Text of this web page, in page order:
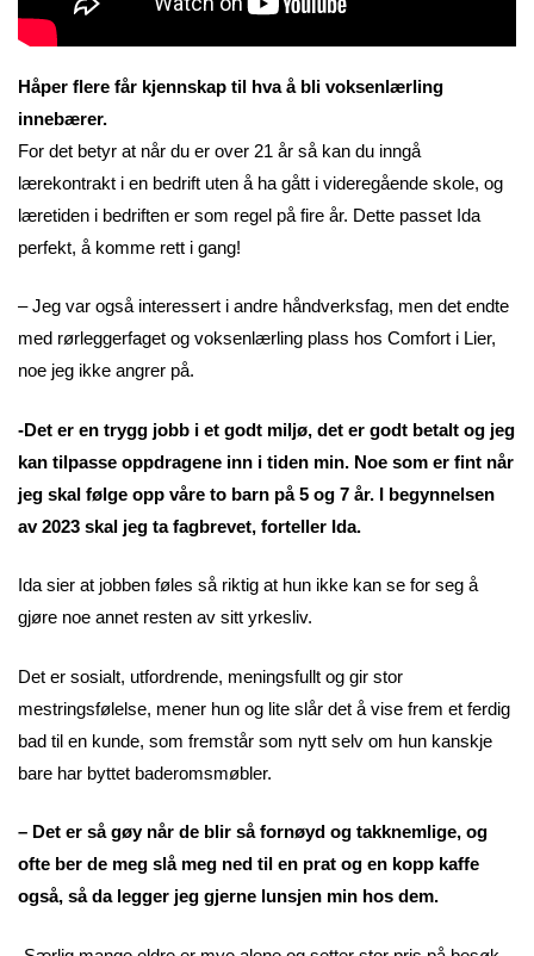
Håper flere får kjennskap til hva å bli voksenlærling
innebærer.
For det betyr at når du er over 21 år så kan du inngå
lærekontrakt i en bedrift uten å ha gått i videregående skole, og
læretiden i bedriften er som regel på fire år. Dette passet Ida
perfekt, å komme rett i gang!
– Jeg var også interessert i andre håndverksfag, men det endte
med rørleggerfaget og voksenlærling plass hos Comfort i Lier,
noe jeg ikke angrer på.
-Det er en trygg jobb i et godt miljø, det er godt betalt og jeg
kan tilpasse oppdragene inn i tiden min. Noe som er fint når
jeg skal følge opp våre to barn på 5 og 7 år. I begynnelsen
av 2023 skal jeg ta fagbrevet, forteller Ida.
Ida sier at jobben føles så riktig at hun ikke kan se for seg å
gjøre noe annet resten av sitt yrkesliv.
Det er sosialt, utfordrende, meningsfullt og gir stor
mestringsfølelse, mener hun og lite slår det å vise frem et ferdig
bad til en kunde, som fremstår som nytt selv om hun kanskje
bare har byttet baderomsmøbler.
– Det er så gøy når de blir så fornøyd og takknemlige, og
ofte ber de meg slå meg ned til en prat og en kopp kaffe
også, så da legger jeg gjerne lunsjen min hos dem.